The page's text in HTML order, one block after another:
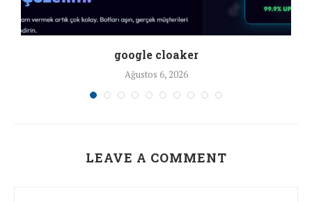
google cloaker
Ağustos 6, 2026
LEAVE A COMMENT